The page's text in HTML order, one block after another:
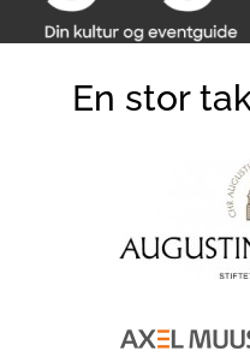
En stor